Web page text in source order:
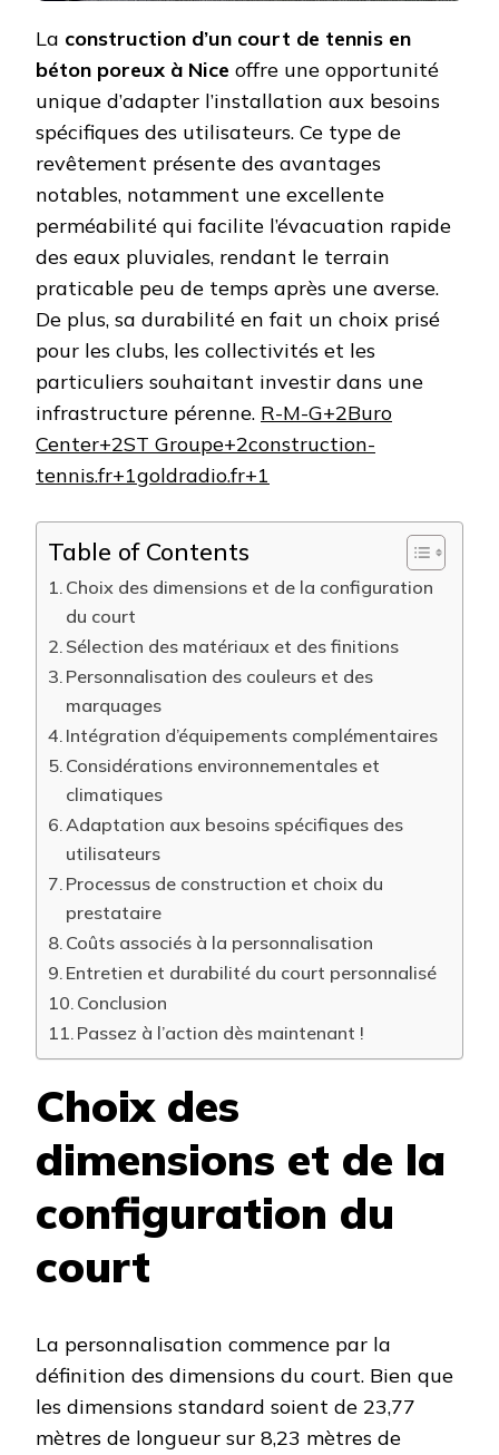
La construction d’un court de tennis en
béton poreux à Nice offre une opportunité
unique d’adapter l’installation aux besoins
spécifiques des utilisateurs. Ce type de
revêtement présente des avantages
notables, notamment une excellente
perméabilité qui facilite l’évacuation rapide
des eaux pluviales, rendant le terrain
praticable peu de temps après une averse.
De plus, sa durabilité en fait un choix prisé
pour les clubs, les collectivités et les
particuliers souhaitant investir dans une
infrastructure pérenne. ​ R-M-G+2Buro
Center+2ST Groupe+2construction-
tennis.fr+1goldradio.fr+1
Table of Contents
Choix des dimensions et de la configuration
du court
Sélection des matériaux et des finitions
Personnalisation des couleurs et des
marquages
Intégration d’équipements complémentaires
Considérations environnementales et
climatiques
Adaptation aux besoins spécifiques des
utilisateurs
Processus de construction et choix du
prestataire
Coûts associés à la personnalisation
Entretien et durabilité du court personnalisé
Conclusion
Passez à l’action dès maintenant !
Choix des
dimensions et de la
configuration du
court
La personnalisation commence par la
définition des dimensions du court. Bien que
les dimensions standard soient de 23,77
mètres de longueur sur 8,23 mètres de